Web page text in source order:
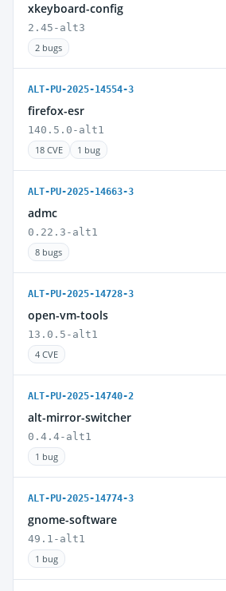
xkeyboard-config
2.45-alt3
2 bugs
ALT-PU-2025-14554-3
firefox-esr
140.5.0-alt1
18 CVE
1 bug
ALT-PU-2025-14663-3
admc
0.22.3-alt1
8 bugs
ALT-PU-2025-14728-3
open-vm-tools
13.0.5-alt1
4 CVE
ALT-PU-2025-14740-2
alt-mirror-switcher
0.4.4-alt1
1 bug
ALT-PU-2025-14774-3
gnome-software
49.1-alt1
1 bug